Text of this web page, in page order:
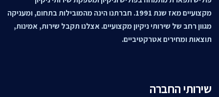
מקצועיים מאז שנת 1991. חברתנו הינה מהמובילות בתחום, ומעניקה
מגוון רחב של שירותי ניקיון מקצועיים. אצלנו תקבל שירות, אמינות,
תוצאות ומחירים אטרקטיביים.
שירותי החברה